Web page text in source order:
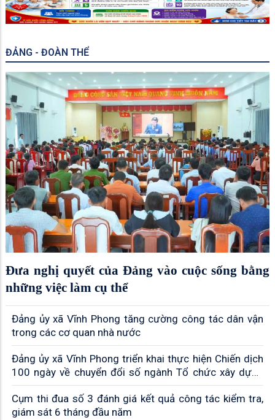
ĐẢNG - ĐOÀN THỂ
Đưa nghị quyết của Đảng vào cuộc sống bằng
những việc làm cụ thể
Đảng ủy xã Vĩnh Phong tăng cường công tác dân vận
trong các cơ quan nhà nước
Đảng ủy xã Vĩnh Phong triển khai thực hiện Chiến dịch
100 ngày về chuyển đổi số ngành Tổ chức xây dựng
Đảng
Cụm thi đua số 3 đánh giá kết quả công tác kiểm tra,
giám sát 6 tháng đầu năm